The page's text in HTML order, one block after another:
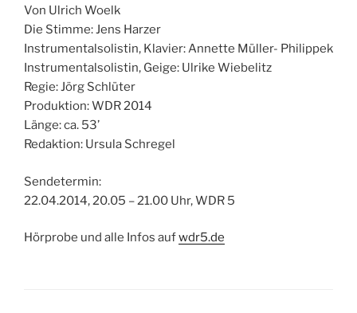
Von Ulrich Woelk
Die Stimme: Jens Harzer
Instrumentalsolistin, Klavier: Annette Müller- Philippek
Instrumentalsolistin, Geige: Ulrike Wiebelitz
Regie: Jörg Schlüter
Produktion: WDR 2014
Länge: ca. 53’
Redaktion: Ursula Schregel
Sendetermin:
22.04.2014, 20.05 – 21.00 Uhr, WDR 5
Hörprobe und alle Infos aufwdr5.de